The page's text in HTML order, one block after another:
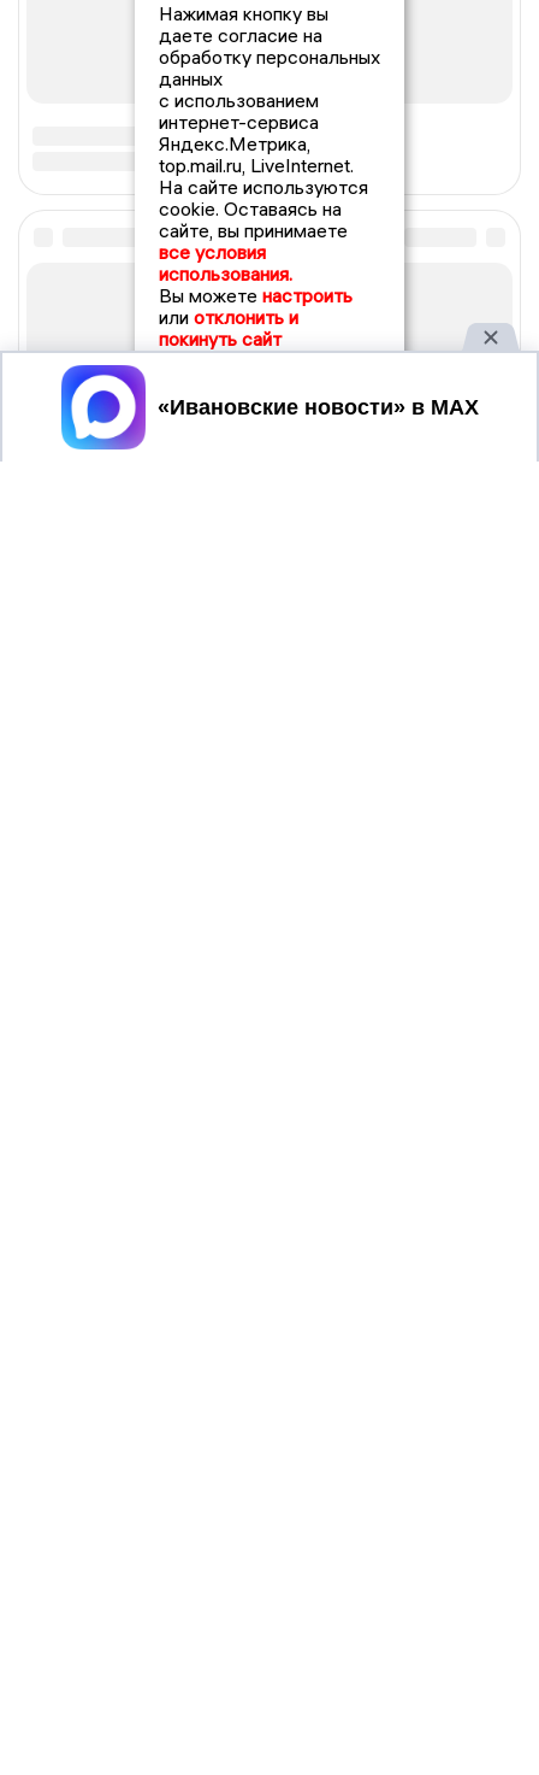
Нажимая кнопку вы
даете согласие на
обработку персональных
данных
с использованием
интернет-сервиса
Яндекс.Метрика,
top.mail.ru, LiveInternet.
На сайте используются
cookie. Оставаясь на
сайте, вы принимаете
все условия
использования.
Вы можете настроить
или отклонить и
покинуть сайт
Принять